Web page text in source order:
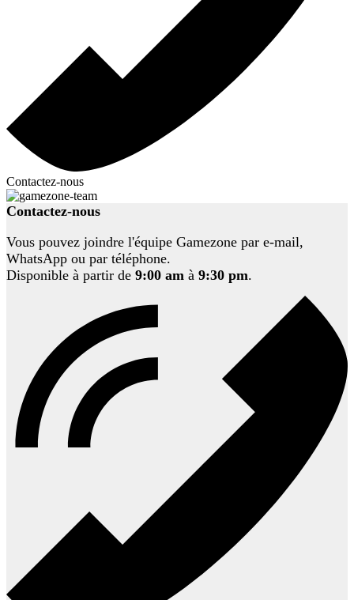
Contactez-nous
Contactez-nous
Vous pouvez joindre l'équipe Gamezone par e-mail,
WhatsApp ou par téléphone.
Disponible à partir de 9:00 am à 9:30 pm.